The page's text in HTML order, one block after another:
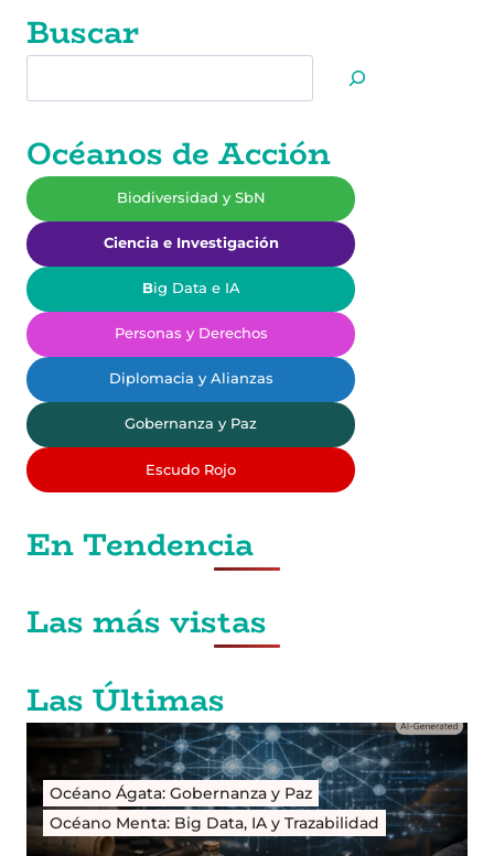
Buscar
Océanos de Acción
Biodiversidad y SbN
Ciencia e Investigación
Big Data e IA
Personas y Derechos
Diplomacia y Alianzas
Gobernanza y Paz
Escudo Rojo
En Tendencia
Las más vistas
Las Últimas
Océano Ágata: Gobernanza y Paz
Océano Menta: Big Data, IA y Trazabilidad